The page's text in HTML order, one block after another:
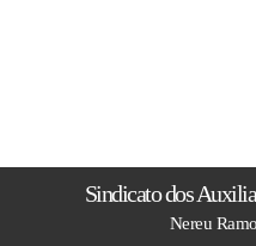
Sindicato dos
Nereu